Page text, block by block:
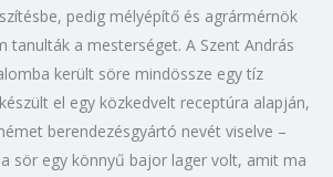
pedig mélyépítő és agrármérnök
tanulták a mesterséget. A Szent András
került söre mindössze egy tíz
el egy közkedvelt receptúra alapján,
berendezésgyártó nevét viselve –
sör egy könnyű bajor lager volt, amit ma